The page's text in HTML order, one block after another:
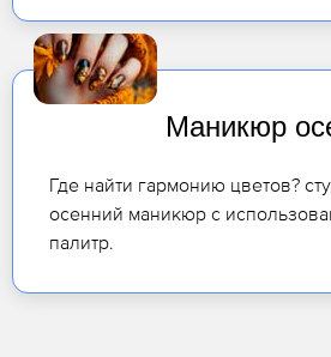
Маникюр
Где найти гармонию цветов?
осенний маникюр с
палитр.